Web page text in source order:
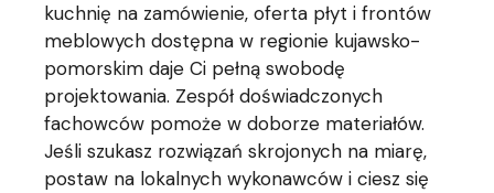
kuchnię na zamówienie, oferta płyt i frontów
meblowych dostępna w regionie kujawsko-
pomorskim daje Ci pełną swobodę
projektowania. Zespół doświadczonych
fachowców pomoże w doborze materiałów.
Jeśli szukasz rozwiązań skrojonych na miarę,
postaw na lokalnych wykonawców i ciesz się